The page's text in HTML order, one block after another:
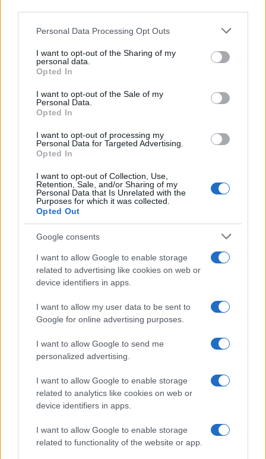
Please note that this website/app uses one or more Google
not limited to your visit or usage behaviour. You may click to
grant or deny consent to Google and its third-party tags to
use your data for below specified purposes in below Google
consent section.
Personal Data Processing Opt Outs
I want to opt-out of the Sharing of my
personal data.
Opted In
I want to opt-out of the Sale of my
Personal Data.
Opted In
I want to opt-out of processing my
Personal Data for Targeted Advertising.
Opted In
I want to opt-out of Collection, Use,
Retention, Sale, and/or Sharing of my
Personal Data that Is Unrelated with the
Purposes for which it was collected.
Opted Out
Google consents
I want to allow Google to enable storage
related to advertising like cookies on web or
device identifiers in apps.
I want to allow my user data to be sent to
Google for online advertising purposes.
I want to allow Google to send me
personalized advertising.
I want to allow Google to enable storage
related to analytics like cookies on web or
device identifiers in apps.
I want to allow Google to enable storage
related to functionality of the website or app.
Come scegliere le scarpe da running donna: comfort
Marco Tessari · 8 Ago 2026
accuse e i dettagli
Alessandro Tassinari · 7 Ago 2026